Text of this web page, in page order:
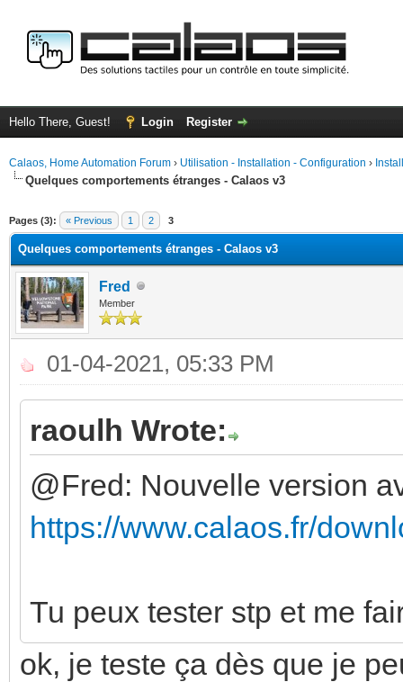
Hello There, Guest! Login Register
Calaos, Home Automation Forum › Utilisation - Installation - Configuration ›
Quelques comportements étranges - Calaos v3
Pages (3): « Previous 1 2 3
Quelques comportements étranges - Calaos v3
Fred
Member
01-04-2021, 05:33 PM
raoulh Wrote:
@Fred: Nouvelle version
https://www.calaos.fr/
Tu peux tester stp et me
ok, je teste ça dès que je